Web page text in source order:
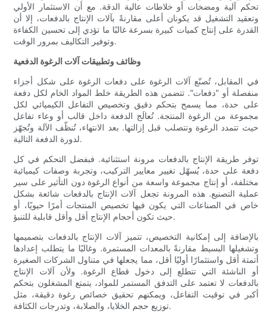
تحكم آلية ومضخات أو خلاطات عالية الدقة. مع أن الاستثمار الأولي
وتعقيد التشغيل قد يكونان أعلى مقارنةً بآلات الإنتاج بالدفعات، إلا أن
القدرة على إنتاج كميات كبيرة بسرعة غالبًا ما تؤدي إلى تحسين الكفاءة
وتوفير التكاليف بمرور الوقت.
وظائف وتطبيقات آلات الرغوة الدفعية
في المقابل، تُصنّع آلات الرغوة على دفعات الرغوة على شكل أجزاء
منفصلة أو "دفعات". تتضمن هذه الطريقة خلط المواد الخام لكل دفعة
على حدة، مما يسمح بتحكم دقيق وتخصيص التفاعل الكيميائي لكل
مجموعة من الرغوة المنتجة. تُعالَج الدفعة داخل قالب أو وعاء تفاعل
حيث تتمدد الرغوة وتتصلب قبل إزالتها. بعد الانتهاء، تُنظّف الآلة وتُجهّز
لدورة الدفعة التالية.
توفر طريقة الإنتاج بالدفعات مرونة استثنائية. فبفضل التحكم في كل
دفعة على حدة، يُسهّل تغيير معايير التركيب، وتجربة وصفات كيميائية
مختلفة، أو إنتاج مجموعة واسعة من أنواع الرغوة دون التأثير على سير
عملية التصنيع. هذه المرونة تجعل آلات الإنتاج بالدفعات شائعة بشكل
خاص في الصناعات التي يكون فيها تخصيص المنتجات أمرًا حيويًا، أو
حيث تكون أحجام الإنتاج أقل وأقل قابلية للتنبؤ.
بالإضافة إلى إمكانية التخصيص، تتميز آلات الإنتاج بالدفعات بتصميمها
وتشغيلها البسيط مقارنةً بالمعدات المستمرة. وغالبًا ما يتطلب إعدادها
أتمتة أقل واستثمارًا أوليًا أقل، مما يجعلها في متناول الشركات الصغيرة
أو الناشئة التي تتطلع إلى دخول قطاع الرغوة. ولأن آلات الإنتاج
بالدفعات لا تعتمد على التدفق المستمر للمواد، يتمتع المشغلون بتحكم
أكبر في توقيت التفاعل، ويمكنهم تحقيق خصائص رغوة دقيقة، مثل
توزيع حجم الخلايا، والصلابة، وتدرجات الكثافة.